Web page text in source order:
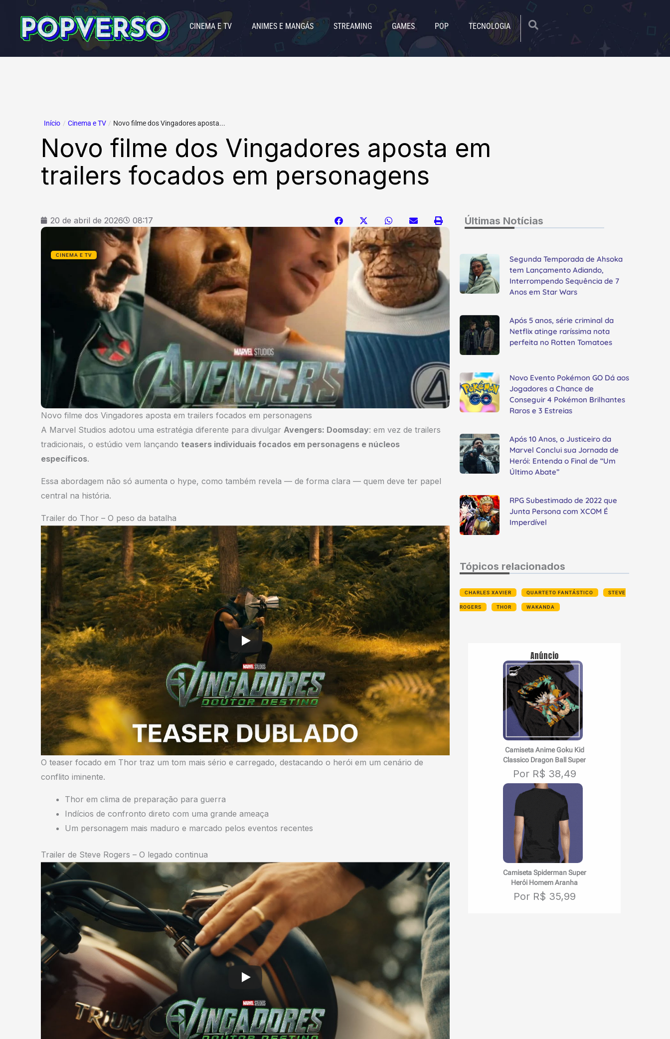
CINEMA E TV ANIMES E MANGÁS STREAMING GAMES POP TECNOLOGIA
Início / Cinema e TV / Novo filme dos Vingadores aposta...
Novo filme dos Vingadores aposta em
trailers focados em personagens
20 de abril de 2026 08:17
CINEMA E TV
Novo filme dos Vingadores aposta em trailers focados em personagens
A Marvel Studios adotou uma estratégia diferente para divulgar Avengers: Doomsday: em vez de trailers
tradicionais, o estúdio vem lançando teasers individuais focados em personagens e núcleos
específicos.
Essa abordagem não só aumenta o hype, como também revela — de forma clara — quem deve ter papel
central na história.
Trailer do Thor – O peso da batalha
O teaser focado em Thor traz um tom mais sério e carregado, destacando o herói em um cenário de
conflito iminente.
Thor em clima de preparação para guerra
Indícios de confronto direto com uma grande ameaça
Um personagem mais maduro e marcado pelos eventos recentes
Trailer de Steve Rogers – O legado continua
Últimas Notícias
Segunda Temporada de Ahsoka
tem Lançamento Adiando,
Interrompendo Sequência de 7
Anos em Star Wars
Após 5 anos, série criminal da
Netflix atinge raríssima nota
perfeita no Rotten Tomatoes
Novo Evento Pokémon GO Dá aos
Jogadores a Chance de
Conseguir 4 Pokémon Brilhantes
Raros e 3 Estreias
Após 10 Anos, o Justiceiro da
Marvel Conclui sua Jornada de
Herói: Entenda o Final de “Um
Último Abate”
RPG Subestimado de 2022 que
Junta Persona com XCOM É
Imperdível
Tópicos relacionados
CHARLES XAVIER QUARTETO FANTÁSTICO STEVE
ROGERS THOR WAKANDA
Anúncio
Camiseta Anime Goku Kid
Classico Dragon Ball Super
Por R$ 38,49
Camiseta Spiderman Super
Herói Homem Aranha
Por R$ 35,99